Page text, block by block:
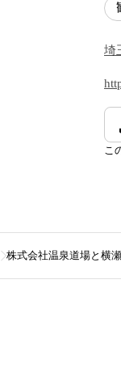
埼
こ
株式会社温泉道場と横